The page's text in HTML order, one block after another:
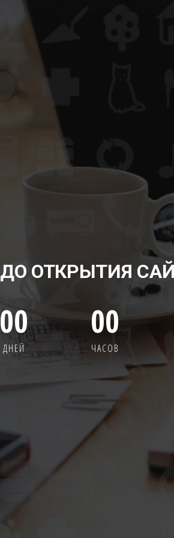
ДО ОТКРЫТИЯ
00
ДНЕЙ
00
ЧАСОВ